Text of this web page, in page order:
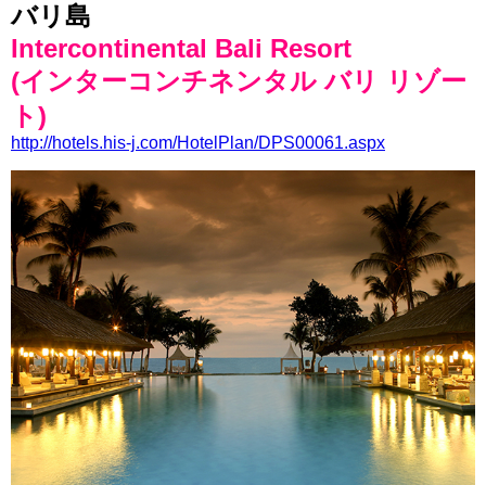
バリ島
Intercontinental Bali Resort
(インターコンチネンタル バリ リゾー
ト)
http://hotels.his-j.com/HotelPlan/DPS00061.aspx